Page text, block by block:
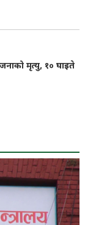
मृत्यु, १० घाइते